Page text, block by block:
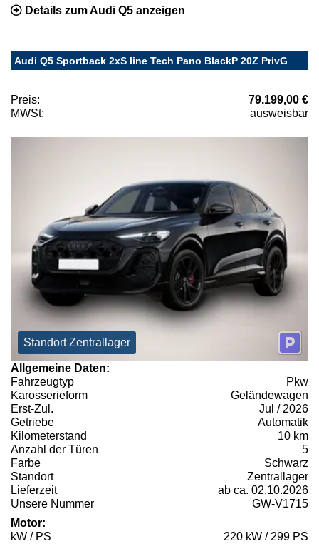
Details zum Audi Q5 anzeigen
Audi Q5 Sportback 2xS line Tech Pano BlackP 20Z PrivG
Preis:
79.199,00 €
MWSt:
ausweisbar
Standort Zentrallager
Allgemeine Daten:
Fahrzeugtyp
Pkw
Karosserieform
Geländewagen
Erst-Zul.
Jul / 2026
Getriebe
Automatik
Kilometerstand
10 km
Anzahl der Türen
5
Farbe
Schwarz
Standort
Zentrallager
Lieferzeit
ab ca. 02.10.2026
Unsere Nummer
GW-V1715
Motor:
kW / PS
220 kW / 299 PS